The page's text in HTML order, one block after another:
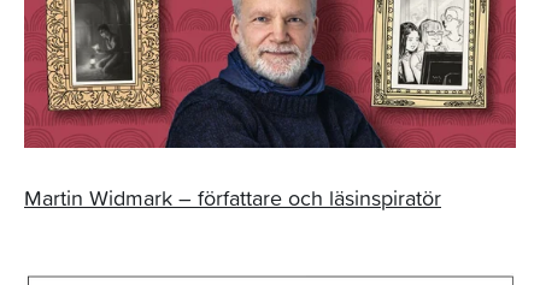
Martin Widmark – författare och läsinspiratör